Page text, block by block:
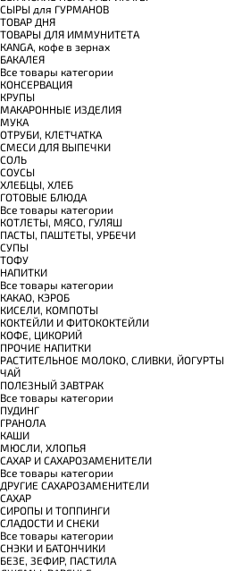
СЫРЫ для ГУРМАНОВ
TОВАР ДНЯ
TОВАРЫ ДЛЯ ИММУНИТЕТА
КANGA, кофе в зернах
БАКАЛЕЯ
Все товары категории
КОНСЕРВАЦИЯ
КРУПЫ
МАКАРОННЫЕ ИЗДЕЛИЯ
МУКА
ОТРУБИ, КЛЕТЧАТКА
СМЕСИ ДЛЯ ВЫПЕЧКИ
СОЛЬ
СОУСЫ
ХЛЕБЦЫ, ХЛЕБ
ГОТОВЫЕ БЛЮДА
Все товары категории
КОТЛЕТЫ, МЯСО, ГУЛЯШ
ПАСТЫ, ПАШТЕТЫ, УРБЕЧИ
СУПЫ
ТОФУ
НАПИТКИ
Все товары категории
КАКАО, КЭРОБ
КИСЕЛИ, КОМПОТЫ
КОКТЕЙЛИ И ФИТОКОКТЕЙЛИ
КОФЕ, ЦИКОРИЙ
ПРОЧИЕ НАПИТКИ
РАСТИТЕЛЬНОЕ МОЛОКО, СЛИВКИ, ЙОГУРТЫ
ЧАЙ
ПОЛЕЗНЫЙ ЗАВТРАК
Все товары категории
ПУДИНГ
ГРАНОЛА
КАШИ
МЮСЛИ, ХЛОПЬЯ
САХАР И САХАРОЗАМЕНИТЕЛИ
Все товары категории
ДРУГИЕ САХАРОЗАМЕНИТЕЛИ
САХАР
СИРОПЫ И ТОППИНГИ
СЛАДОСТИ И СНЕКИ
Все товары категории
СНЭКИ И БАТОНЧИКИ
БЕЗЕ, ЗЕФИР, ПАСТИЛА